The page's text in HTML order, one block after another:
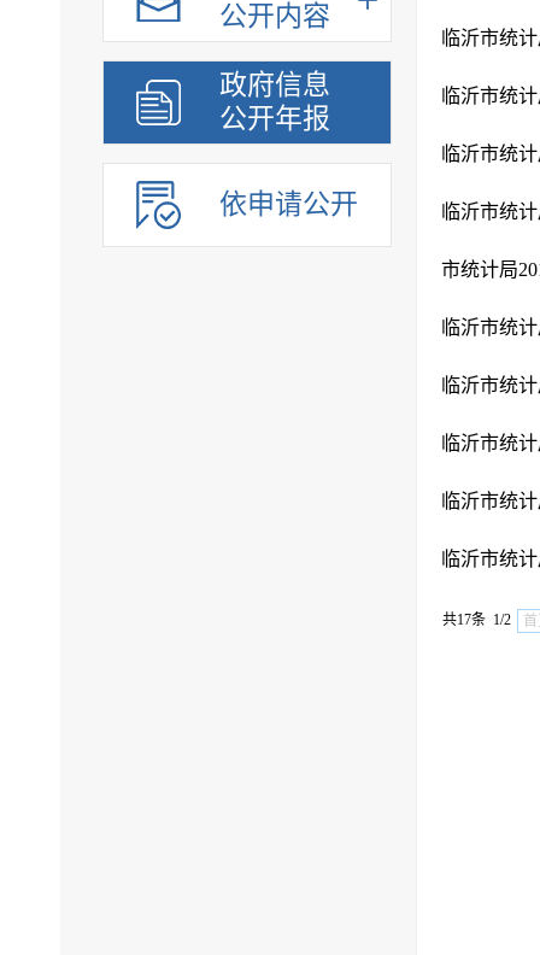
公开内容
政府信息
公开年报
依申请公开
临沂市统
临沂市统
临沂市统
临沂市统
市统计局
临沂市统
临沂市统
临沂市统
临沂市统
临沂市统
共17条 1/2